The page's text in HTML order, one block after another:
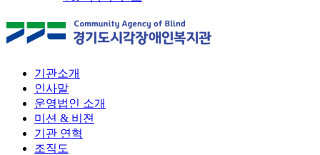
기관소개
인사말
운영법인 소개
미션 & 비젼
기관 연혁
조직도